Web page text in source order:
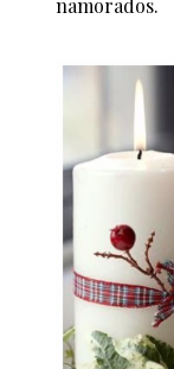
namorados.